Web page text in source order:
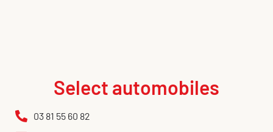
Select automobiles
03 81 55 60 82